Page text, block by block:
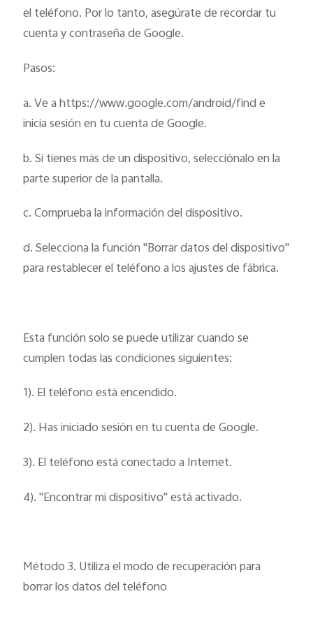
el teléfono. Por lo tanto, asegúrate de recordar tu
cuenta y contraseña de Google.
Pasos:
a. Ve a https://www.google.com/android/find e
inicia sesión en tu cuenta de Google.
b. Si tienes más de un dispositivo, selecciónalo en la
parte superior de la pantalla.
c. Comprueba la información del dispositivo.
d. Selecciona la función "Borrar datos del dispositivo"
para restablecer el teléfono a los ajustes de fábrica.
Esta función solo se puede utilizar cuando se
cumplen todas las condiciones siguientes:
1). El teléfono está encendido.
2). Has iniciado sesión en tu cuenta de Google.
3). El teléfono está conectado a Internet.
4). "Encontrar mi dispositivo" está activado.
Método 3. Utiliza el modo de recuperación para
borrar los datos del teléfono